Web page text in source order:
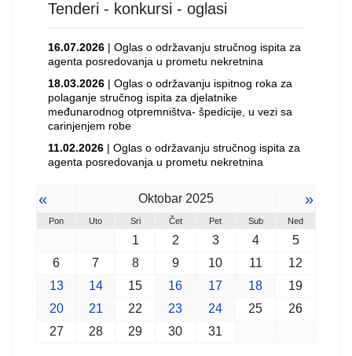
Tenderi - konkursi - oglasi
16.07.2026 | Oglas o održavanju stručnog ispita za
agenta posredovanja u prometu nekretnina
18.03.2026 | Oglas o održavanju ispitnog roka za
polaganje stručnog ispita za djelatnike
međunarodnog otpremništva- špedicije, u vezi sa
carinjenjem robe
11.02.2026 | Oglas o održavanju stručnog ispita za
agenta posredovanja u prometu nekretnina
« Oktobar 2025 »
Pon Uto Sri Čet Pet Sub Ned
1 2 3 4
5
6
7 8 9 10 11
12
13
14 15 16 17 18
19
20
21 22 23 24 25
26
27
28 29 30 31